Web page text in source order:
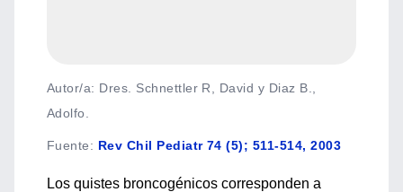
Autor/a: Dres. Schnettler R, David y Diaz B.,
Adolfo.
Fuente: Rev Chil Pediatr 74 (5); 511-514, 2003
Los quistes broncogénicos corresponden a